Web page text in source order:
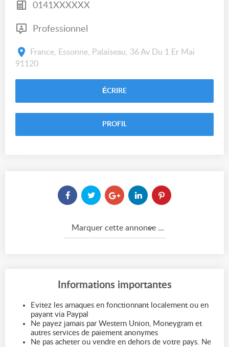
0141XXXXXX
Professionnel
France, Essonne, Palaiseau, 36 Av Du 1 Er Mai
91120
ÉCRIRE
PROFIL
Marquer cette annonce comme...
Informations importantes
Evitez les arnaques en fonctionnant localement ou en
payant via Paypal
Ne payez jamais par Western Union, Moneygram et
autres services de paiement anonymes
Ne pas acheter ou vendre en dehors de votre pays. Ne